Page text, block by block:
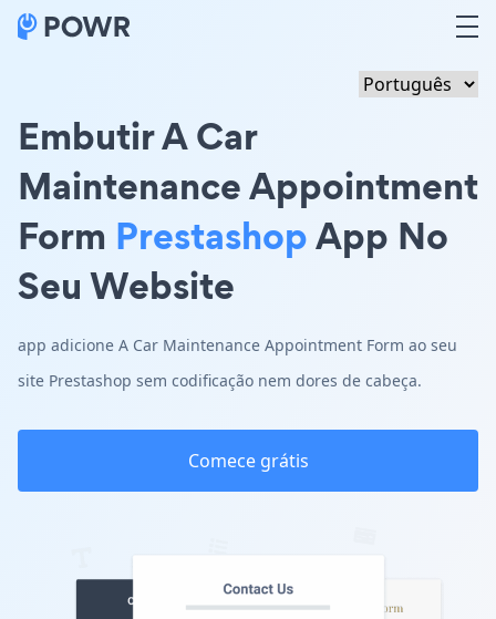
Embutir A Car
Maintenance Appointment
Form PrestashopApp No
Seu Website
app adicione A Car Maintenance Appointment Form ao seu
site Prestashop sem codificação nem dores de cabeça.
Comece grátis